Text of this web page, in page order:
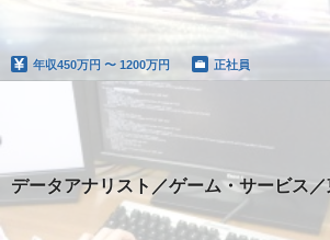
年収450万円 〜 1200万円 正社員
データアナリスト／ゲーム・サービス